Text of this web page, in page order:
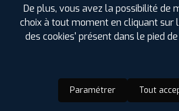
De plus, vous avez la possibilité de
choix à tout moment en cliquant sur
des cookies' présent dans le pied
Paramétrer Tout